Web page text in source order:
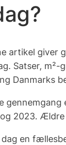
artikel giver
Satser,
Danmarks
2023.
dag en